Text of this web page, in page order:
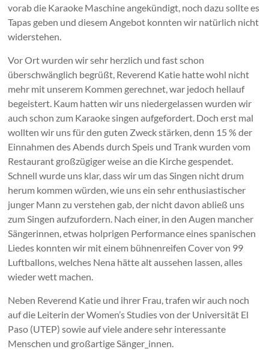
vorab die Karaoke Maschine angekündigt, noch dazu sollte es
Tapas geben und diesem Angebot konnten wir natürlich nicht
widerstehen.
Vor Ort wurden wir sehr herzlich und fast schon
überschwänglich begrüßt, Reverend Katie hatte wohl nicht
mehr mit unserem Kommen gerechnet, war jedoch hellauf
begeistert. Kaum hatten wir uns niedergelassen wurden wir
auch schon zum Karaoke singen aufgefordert. Doch erst mal
wollten wir uns für den guten Zweck stärken, denn 15 % der
Einnahmen des Abends durch Speis und Trank wurden vom
Restaurant großzügiger weise an die Kirche gespendet.
Schnell wurde uns klar, dass wir um das Singen nicht drum
herum kommen würden, wie uns ein sehr enthusiastischer
junger Mann zu verstehen gab, der nicht davon abließ uns
zum Singen aufzufordern. Nach einer, in den Augen mancher
Sängerinnen, etwas holprigen Performance eines spanischen
Liedes konnten wir mit einem bühnenreifen Cover von 99
Luftballons, welches Nena hätte alt aussehen lassen, alles
wieder wett machen.
Neben Reverend Katie und ihrer Frau, trafen wir auch noch
auf die Leiterin der Women’s Studies von der Universität El
Paso (UTEP) sowie auf viele andere sehr interessante
Menschen und großartige Sänger_innen.